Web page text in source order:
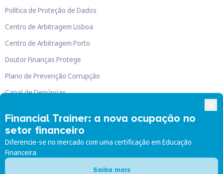
Financial Trainer: a nova ocupação no
setor financeiro
Diferencie-se no mercado com uma certificação em Educação
Financeira
Saiba mais
Política de Proteção de Dados
Centro de Arbitragem Lisboa
Centro de Arbitragem Porto
Doutor Finanças Protege
Plano de Prevenção Corrupção
Canal de Denúncias
Doutor Finanças, Lda